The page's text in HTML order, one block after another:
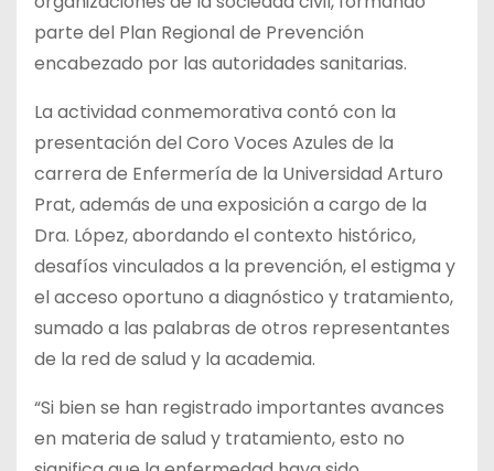
parte del Plan Regional de Prevención
encabezado por las autoridades sanitarias.
La actividad conmemorativa contó con la
presentación del Coro Voces Azules de la
carrera de Enfermería de la Universidad Arturo
Prat, además de una exposición a cargo de la
Dra. López, abordando el contexto histórico,
desafíos vinculados a la prevención, el estigma y
el acceso oportuno a diagnóstico y tratamiento,
sumado a las palabras de otros representantes
de la red de salud y la academia.
“Si bien se han registrado importantes avances
en materia de salud y tratamiento, esto no